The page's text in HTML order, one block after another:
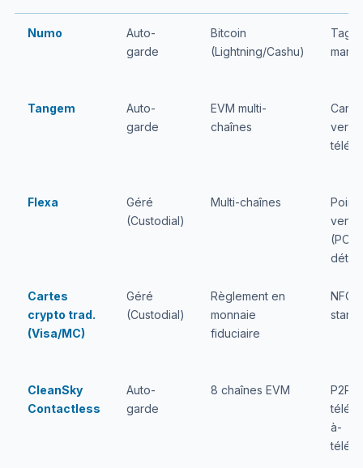
Numo
Auto-
garde
Bitcoin
(Lightning/Cashu)
Tag
Tangem
Auto-
garde
EVM multi-
chaînes
vers-
Flexa
Géré
(Custodial)
Multi-chaînes
Point
vente
détail
Cartes
crypto trad.
(Visa/MC)
Géré
(Custodial)
Règlement en
monnaie
fiduciaire
NFC
CleanSky
Contactless
Auto-
garde
8 chaînes EVM
P2P
à-